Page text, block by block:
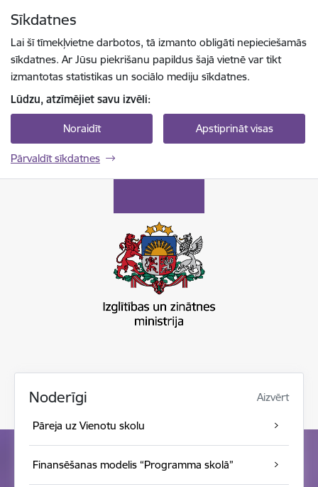
Sīkdatnes
Lai šī tīmekļvietne darbotos, tā izmanto obligāti nepieciešamās
sīkdatnes. Ar Jūsu piekrišanu papildus šajā vietnē var tikt
izmantotas statistikas un sociālo mediju sīkdatnes.
Lūdzu, atzīmējiet savu izvēli:
Noraidīt Apstiprināt visas
Pārvaldīt sīkdatnes
Noderīgi Aizvērt
Pāreja uz Vienotu skolu
Finansēšanas modelis “Programma skolā”